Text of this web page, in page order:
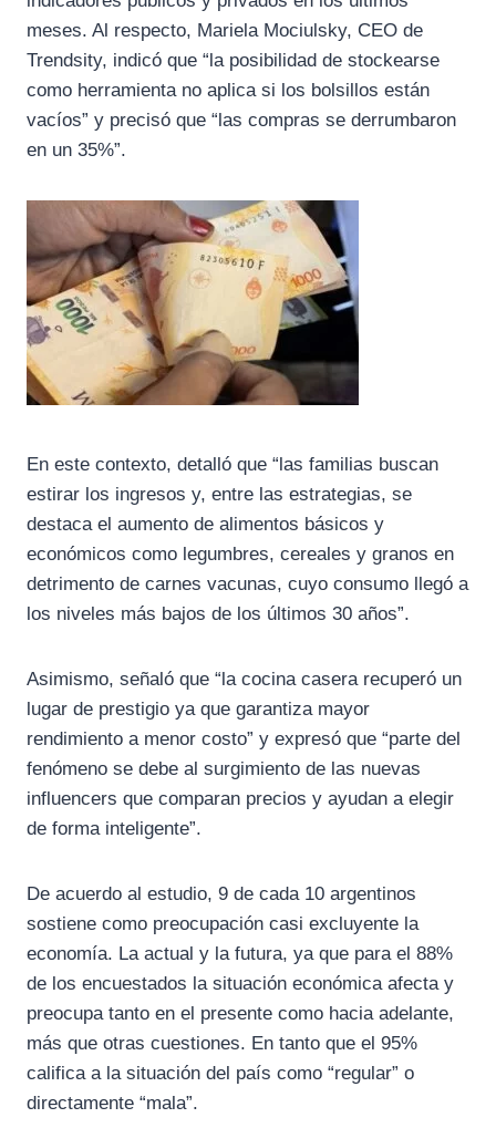
meses. Al respecto, Mariela Mociulsky, CEO de
Trendsity, indicó que “la posibilidad de stockearse
como herramienta no aplica si los bolsillos están
vacíos” y precisó que “las compras se derrumbaron
en un 35%”.
En este contexto, detalló que “las familias buscan
estirar los ingresos y, entre las estrategias, se
destaca el aumento de alimentos básicos y
económicos como legumbres, cereales y granos en
detrimento de carnes vacunas, cuyo consumo llegó a
los niveles más bajos de los últimos 30 años”.
Asimismo, señaló que “la cocina casera recuperó un
lugar de prestigio ya que garantiza mayor
rendimiento a menor costo” y expresó que “parte del
fenómeno se debe al surgimiento de las nuevas
influencers que comparan precios y ayudan a elegir
de forma inteligente”.
De acuerdo al estudio, 9 de cada 10 argentinos
sostiene como preocupación casi excluyente la
economía. La actual y la futura, ya que para el 88%
de los encuestados la situación económica afecta y
preocupa tanto en el presente como hacia adelante,
más que otras cuestiones. En tanto que el 95%
califica a la situación del país como “regular” o
directamente “mala”.